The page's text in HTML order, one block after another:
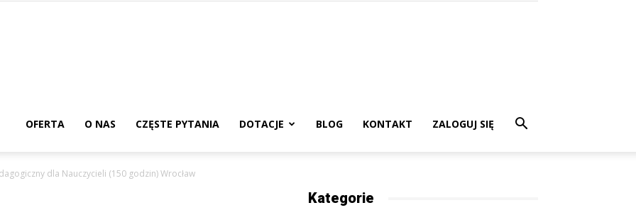
OFERTA O NAS CZĘSTE PYTANIA DOTACJE BLOG KONTAKT ZALOGUJ SIĘ
dla Nauczycieli (150 godzin) Wrocław
Kategorie